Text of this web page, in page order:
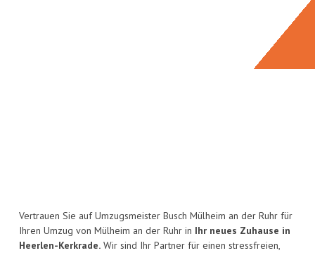
Vertrauen Sie auf Umzugsmeister Busch Mülheim an der Ruhr für
Ihren Umzug von Mülheim an der Ruhr in Ihr neues Zuhause in
Heerlen-Kerkrade. Wir sind Ihr Partner für einen stressfreien,